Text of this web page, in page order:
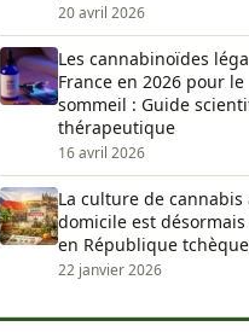
20 avril 2026
Les cannabinoïdes
France en 2026 pour le
sommeil : Guide
thérapeutique
16 avril 2026
La culture de cannabis
domicile est
en République tchèque
22 janvier 2026